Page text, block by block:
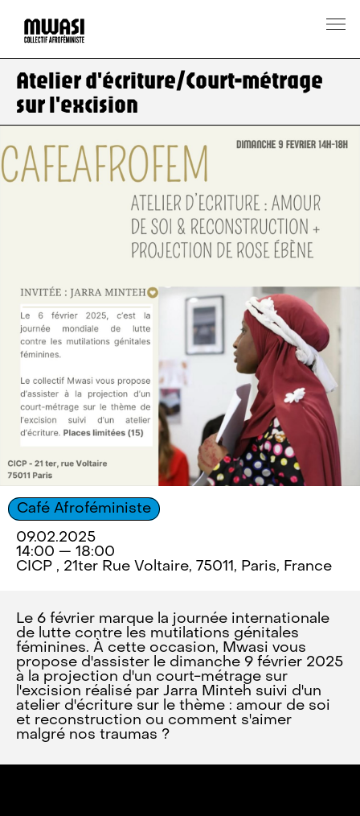
Atelier d'écriture/Court-métrage
sur l'excision
Café Afroféministe
09.02.2025
14:00 — 18:00
CICP , 21ter Rue Voltaire, 75011, Paris, France
Le 6 février marque la journée internationale
de lutte contre les mutilations génitales
féminines. À cette occasion, Mwasi vous
propose d'assister le dimanche 9 février 2025
à la projection d'un court-métrage sur
l'excision réalisé par Jarra Minteh suivi d'un
atelier d'écriture sur le thème : amour de soi
et reconstruction ou comment s'aimer
malgré nos traumas ?